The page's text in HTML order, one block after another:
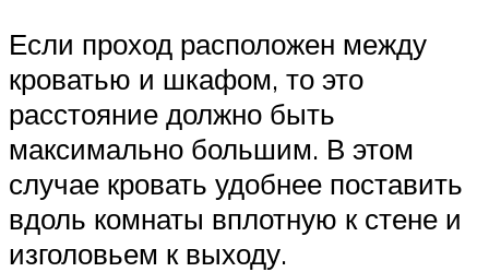
Если проход расположен между
кроватью и шкафом, то это
расстояние должно быть
максимально большим. В этом
случае кровать удобнее поставить
вдоль комнаты вплотную к стене и
изголовьем к выходу.